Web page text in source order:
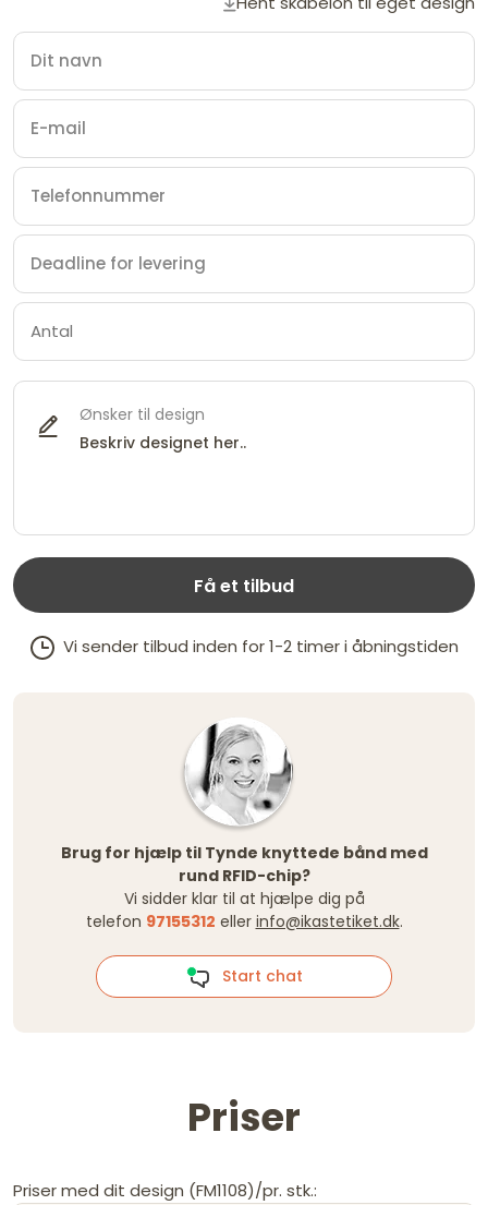
Ønsker til design
Få et tilbud
Vi sender tilbud inden for 1-2 timer i åbningstiden
Brug for hjælp til Tynde knyttede bånd med
rund RFID-chip?
Vi sidder klar til at hjælpe dig på
telefon 97155312 eller info@ikastetiket.dk.
Start chat
Priser
Priser med dit design (FM1108)/pr. stk.: